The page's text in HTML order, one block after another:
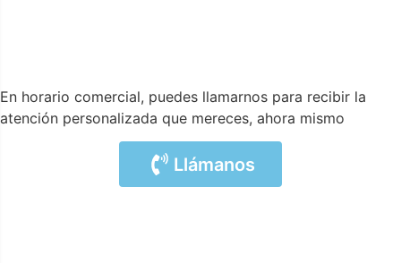
En horario comercial, puedes llamarnos para recibir la
atención personalizada que mereces, ahora mismo
Llámanos